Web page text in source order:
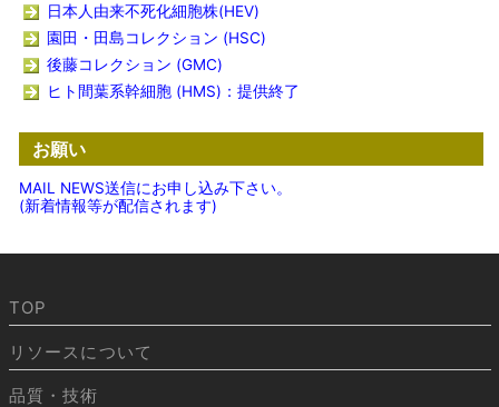
日本人由来不死化細胞株(HEV)
園田・田島コレクション (HSC)
後藤コレクション (GMC)
ヒト間葉系幹細胞 (HMS)：提供終了
お願い
MAIL NEWS送信にお申し込み下さい。
(新着情報等が配信されます)
TOP
リソースについて
品質・技術